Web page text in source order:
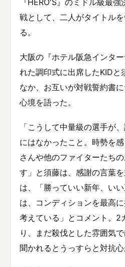
『HERO'S』のミドル級最
戦として、二人がタイトル
る。
大阪の『ホテル阪急インタ
れた調印式に出席したKIDと
なか、お互いが対戦誓約書
心境を語った。
「こうして中量級の選手が
にはなかったこと。時勢を
さんや他のファイターたち
す」と須藤は、感謝の言葉
は、「勝っていい新年、い
は、コンディションを最高
考えている」とコメント。2
り、まだ殺伐とした雰囲気
聞かれるとうっすらと対抗心